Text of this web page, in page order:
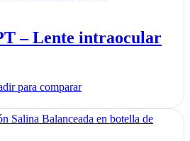
– Lente intraocular
para comparar